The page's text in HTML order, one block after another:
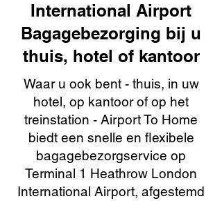
International Airport
Bagagebezorging bij u
thuis, hotel of kantoor
Waar u ook bent - thuis, in uw
hotel, op kantoor of op het
treinstation - Airport To Home
biedt een snelle en flexibele
bagagebezorgservice op
Terminal 1 Heathrow London
International Airport, afgestemd